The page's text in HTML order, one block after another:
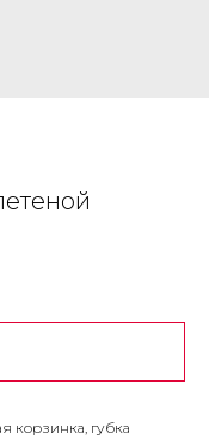
корзинка, губка